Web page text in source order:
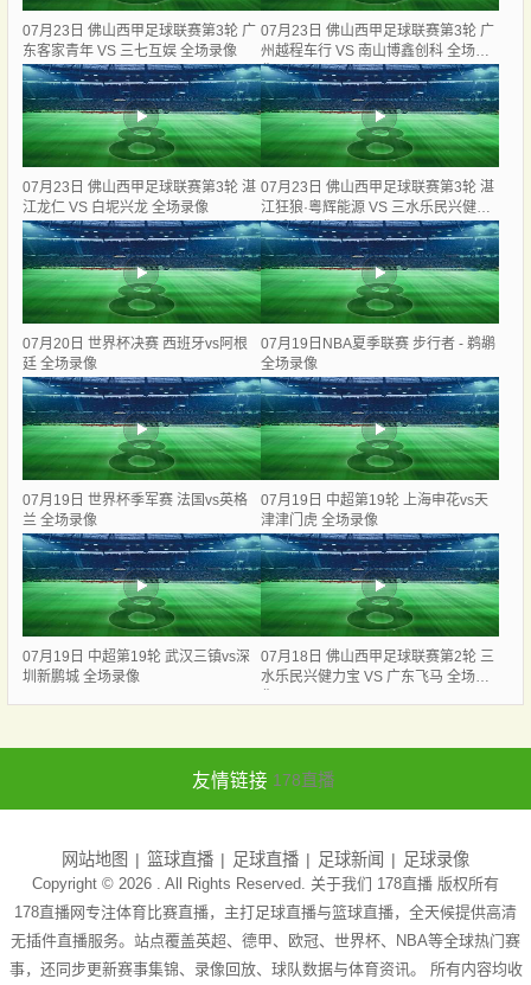
07月23日 佛山西甲足球联赛第3轮 广
东客家青年 VS 三七互娱 全场录像
07月23日 佛山西甲足球联赛第3轮 广
州越程车行 VS 南山博鑫创科 全场录
像
07月23日 佛山西甲足球联赛第3轮 湛
江龙仁 VS 白坭兴龙 全场录像
07月23日 佛山西甲足球联赛第3轮 湛
江狂狼·粵辉能源 VS 三水乐民兴健力
宝 全场录像
07月20日 世界杯决赛 西班牙vs阿根
廷 全场录像
07月19日NBA夏季联赛 步行者 - 鹈鹕
全场录像
07月19日 世界杯季军赛 法国vs英格
兰 全场录像
07月19日 中超第19轮 上海申花vs天
津津门虎 全场录像
07月19日 中超第19轮 武汉三镇vs深
圳新鹏城 全场录像
07月18日 佛山西甲足球联赛第2轮 三
水乐民兴健力宝 VS 广东飞马 全场录
友情链接 178直播
网站地图 篮球直播 足球直播 足球新闻 足球录像
Copyright © 2026 . All Rights Reserved. 关于我们 178直播 版权所有
178直播网专注体育比赛直播，主打足球直播与篮球直播，全天候提供高清
无插件直播服务。站点覆盖英超、德甲、欧冠、世界杯、NBA等全球热门赛
事，还同步更新赛事集锦、录像回放、球队数据与体育资讯。 所有内容均收